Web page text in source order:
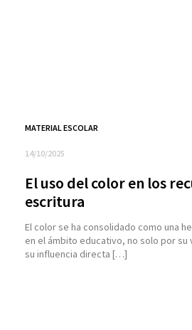
MATERIAL ESCOLAR
14/10/2025
El uso del color en los
escritura
El color se ha consolidado como una
en el ámbito educativo, no solo por
su influencia directa […]